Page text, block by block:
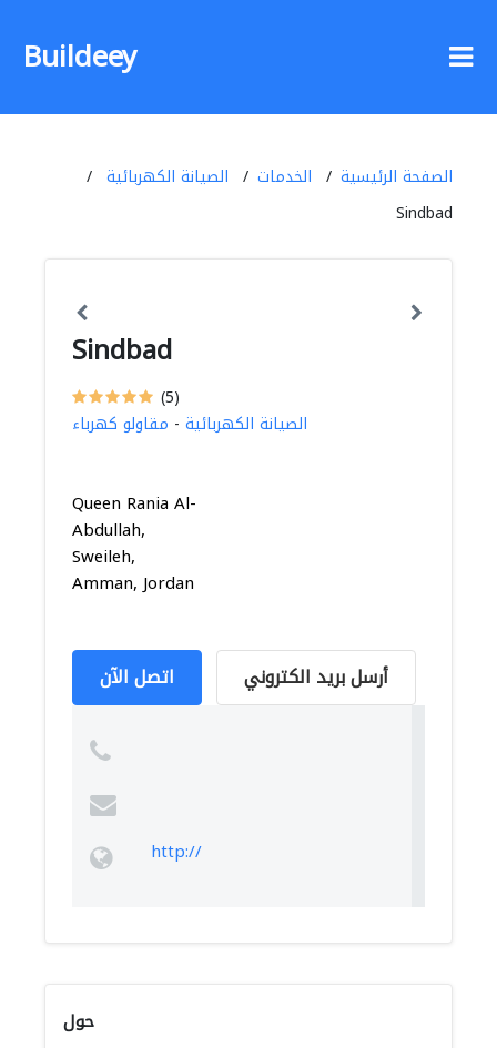
Buildeey
الصفحة الرئيسية الخدمات
الصيانة الكهربائية
Sindbad
Sindbad
(5)
الصيانة الكهربائية - مقاولو كهرباء
Queen Rania Al-
Abdullah,
Sweileh,
Amman, Jordan
اتصل الآن أرسل بريد الكتروني
http://
حول